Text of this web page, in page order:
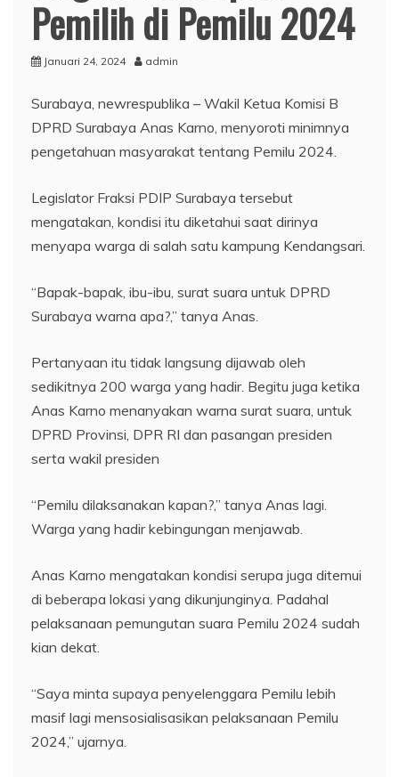
Pemilih di Pemilu 2024
Januari 24, 2024 admin
Surabaya, newrespublika – Wakil Ketua Komisi B
DPRD Surabaya Anas Karno, menyoroti minimnya
pengetahuan masyarakat tentang Pemilu 2024.
Legislator Fraksi PDIP Surabaya tersebut
mengatakan, kondisi itu diketahui saat dirinya
menyapa warga di salah satu kampung Kendangsari.
“Bapak-bapak, ibu-ibu, surat suara untuk DPRD
Surabaya warna apa?,” tanya Anas.
Pertanyaan itu tidak langsung dijawab oleh
sedikitnya 200 warga yang hadir. Begitu juga ketika
Anas Karno menanyakan warna surat suara, untuk
DPRD Provinsi, DPR RI dan pasangan presiden
serta wakil presiden
“Pemilu dilaksanakan kapan?,” tanya Anas lagi.
Warga yang hadir kebingungan menjawab.
Anas Karno mengatakan kondisi serupa juga ditemui
di beberapa lokasi yang dikunjunginya. Padahal
pelaksanaan pemungutan suara Pemilu 2024 sudah
kian dekat.
“Saya minta supaya penyelenggara Pemilu lebih
masif lagi mensosialisasikan pelaksanaan Pemilu
2024,” ujarnya.